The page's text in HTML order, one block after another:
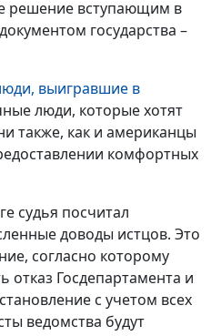
решение вступающим в
государства –
выигравшие в
люди, которые хотят
также, как и американцы
комфортных
судья посчитал
доводы истцов. Это
согласно которому
отказ Госдепартамента и
с учетом всех
ведомства будут